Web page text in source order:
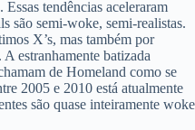
tendências aceleraram
são semi-woke, semi-realistas.
X’s, mas também por
estranhamente batizada
de Homeland como se
2005 e 2010 está atualmente
são quase inteiramente woke